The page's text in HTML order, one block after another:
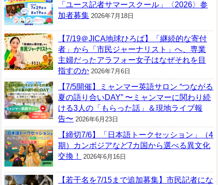
「ユース記者サマースクール」〈2026〉参
加者募集 2026年7月18日
【7/19＠JICA地球ひろば】「継続的な寄付
者」から「市民ジャーナリスト」へ、専業
主婦だったアラフォー女子はなぜそれを目
指すのか 2026年7月6日
【7/5開催】ミャンマー英語サロン “つながる
夏の語り合いDAY” 〜ミャンマーに関わり続
ける3人の「もらった話」＆現地ライブ報
告〜 2026年6月23日
【締切7/6】「日本語トークセッション」（4
期）カンボジアなど7カ国から選べる異文化
交換！
2026年6月16日
【若干名を7/15まで追加募集】市民記者にな